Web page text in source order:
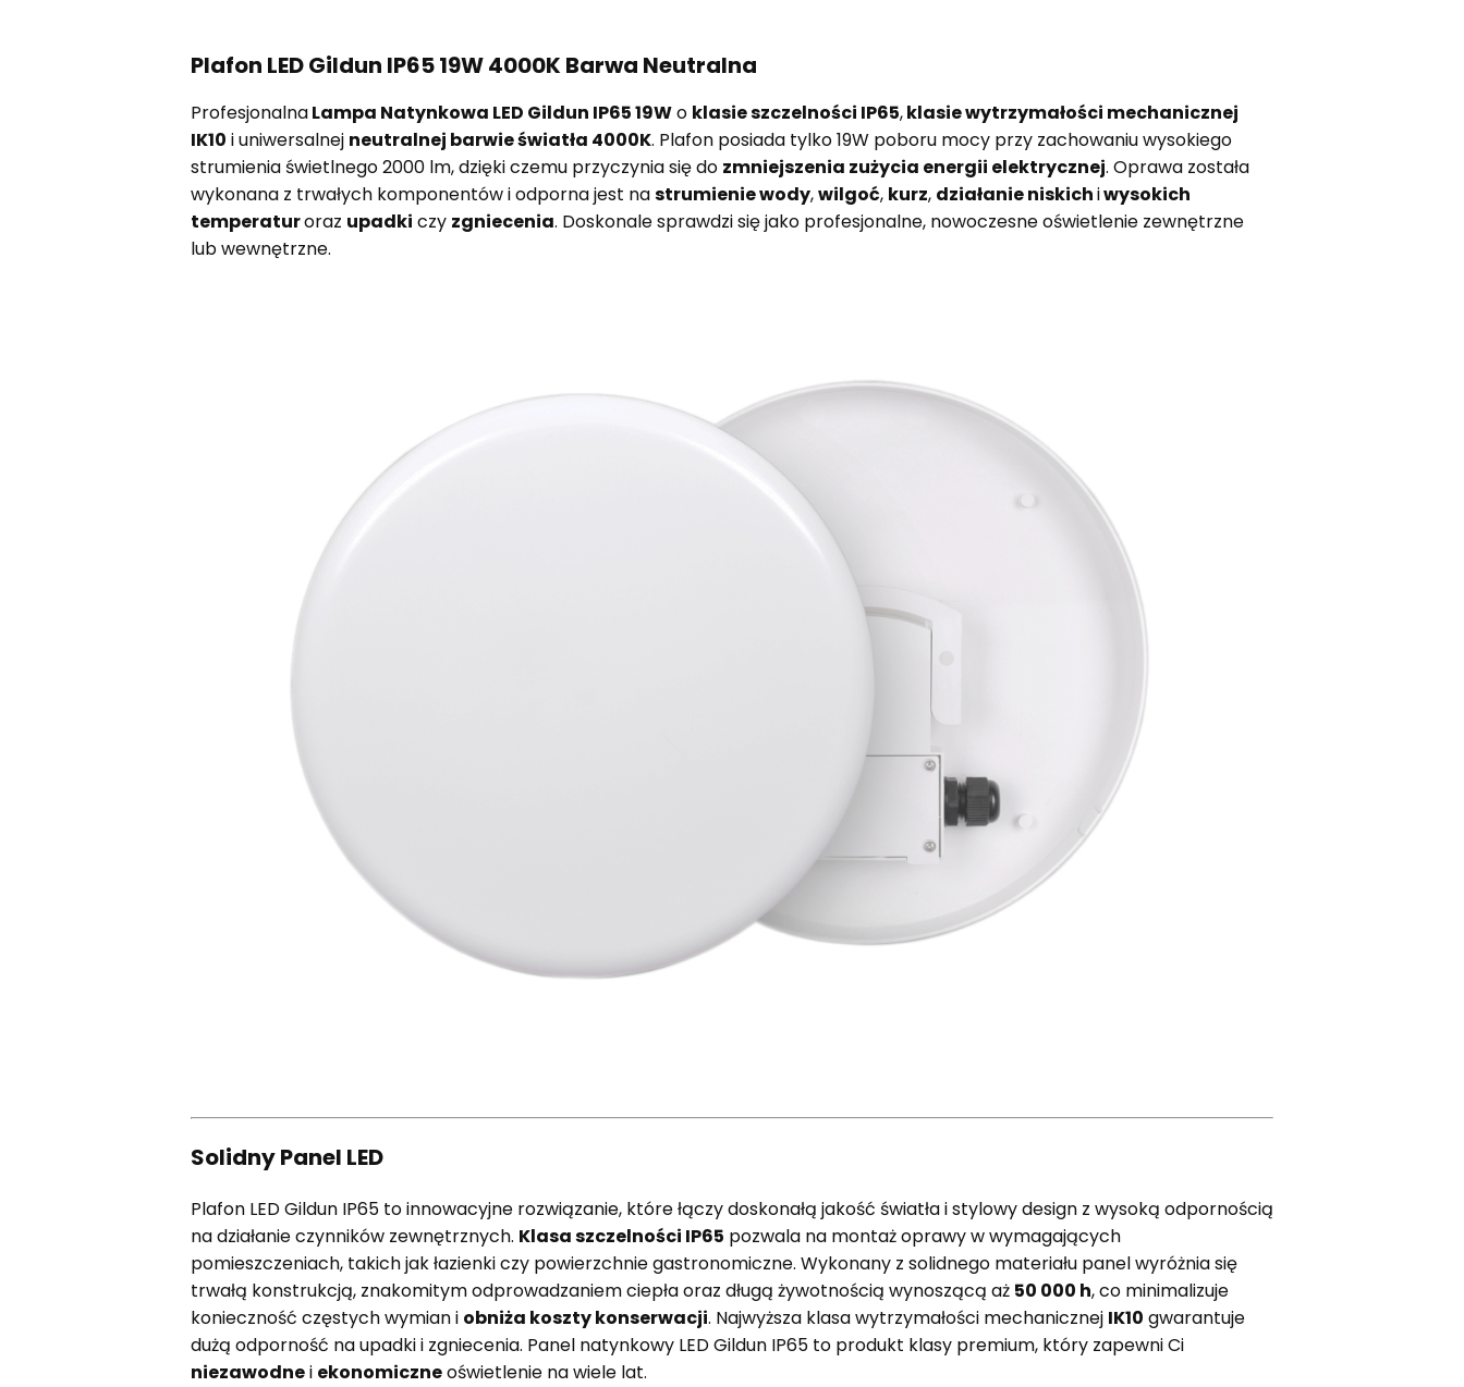
Plafon LED Gildun IP65 19W 4000K Barwa Neutralna
ProfesjonalnaLampa Natynkowa LED Gildun IP65 19Wo klasie szczelności IP65,klasie wytrzymałości mechanicznej
IK10 i uniwersalnej neutralnej barwie światła 4000K. Plafon posiada tylko 19W poboru mocy przy zachowaniu wysokiego
strumienia świetlnego 2000 lm, dzięki czemu przyczynia się do zmniejszenia zużycia energii elektrycznej. Oprawa została
wykonana z trwałych komponentów i odporna jest nastrumienie wody,wilgoć, kurz, działanie niskichiwysokich
temperaturoraz upadki czy zgniecenia. Doskonale sprawdzi się jako profesjonalne, nowoczesne oświetlenie zewnętrzne
lub wewnętrzne.
Solidny Panel LED
Plafon LED Gildun IP65 to innowacyjne rozwiązanie, które łączy doskonałą jakość światła i stylowy design z wysoką odpornością
na działanie czynników zewnętrznych. Klasa szczelności IP65 pozwala na montaż oprawy w wymagających
pomieszczeniach, takich jak łazienki czy powierzchnie gastronomiczne. Wykonany z solidnego materiału panel wyróżnia się
trwałą konstrukcją, znakomitym odprowadzaniem ciepła oraz długą żywotnością wynoszącą aż 50 000 h, co minimalizuje
konieczność częstych wymian i obniża koszty konserwacji. Najwyższa klasa wytrzymałości mechanicznej IK10 gwarantuje
dużą odporność na upadki i zgniecenia. Panel natynkowy LED Gildun IP65 to produkt klasy premium, który zapewni Ci
niezawodnei ekonomiczneoświetlenie na wiele lat.